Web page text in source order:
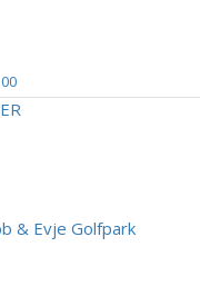
& Evje Golfpark